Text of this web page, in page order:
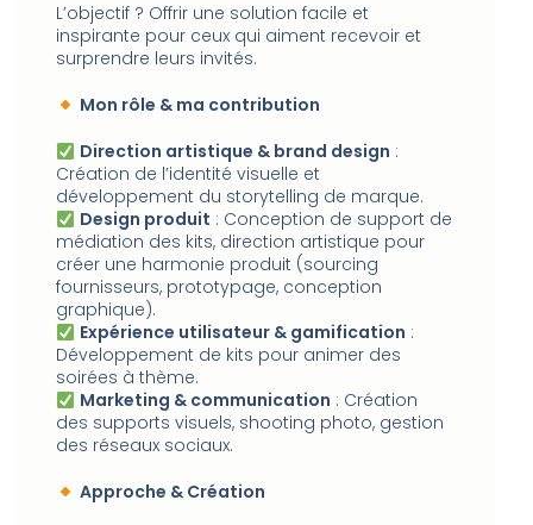
L’objectif ? Offrir une solution facile et
inspirante pour ceux qui aiment recevoir et
surprendre leurs invités.
Mon rôle & ma contribution
Direction artistique & brand design :
Création de l’identité visuelle et
développement du storytelling de marque.
Design produit : Conception de support de
médiation des kits, direction artistique pour
créer une harmonie produit (sourcing
fournisseurs, prototypage, conception
graphique).
Expérience utilisateur & gamification :
Développement de kits pour animer des
soirées à thème.
Marketing & communication : Création
des supports visuels, shooting photo, gestion
des réseaux sociaux.
Approche & Création